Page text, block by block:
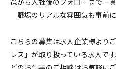
職場のリアルな雰囲気も事前に
こちらの募集は求人企業様より
レス」が取り扱っている求人で